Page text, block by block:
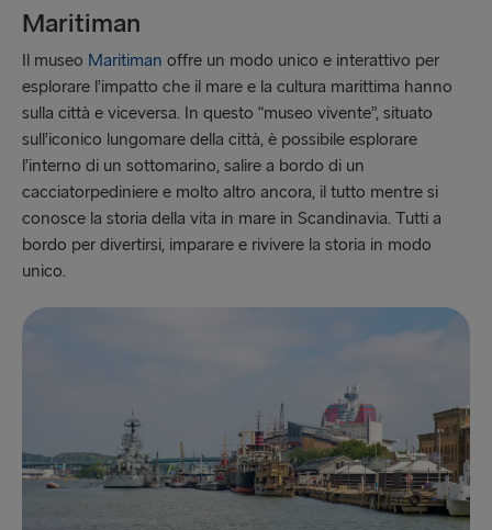
Maritiman
Il museo Maritiman offre un modo unico e interattivo per
esplorare l’impatto che il mare e la cultura marittima hanno
sulla città e viceversa. In questo “museo vivente”, situato
sull’iconico lungomare della città, è possibile esplorare
l’interno di un sottomarino, salire a bordo di un
cacciatorpediniere e molto altro ancora, il tutto mentre si
conosce la storia della vita in mare in Scandinavia. Tutti a
bordo per divertirsi, imparare e rivivere la storia in modo
unico.